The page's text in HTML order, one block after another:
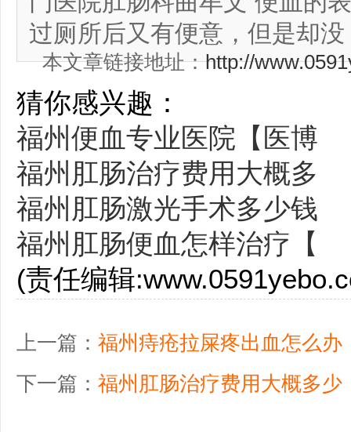
过厕所后又有便意，但是却没
本文章链接地址：http://
猜你感兴趣：
福州便血专业医院【医博
福州肛肠治疗费用大概多
福州肛肠激光手术多少钱
福州肛肠便血怎样治疗【
(责任编辑
上一篇： 福州痔疮拉屎疼出血怎么办
下一篇： 福州肛肠治疗费用大概多少